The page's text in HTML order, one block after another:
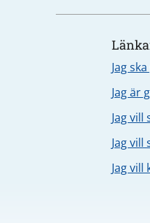
Jag
Jag är
Jag
Jag
Jag